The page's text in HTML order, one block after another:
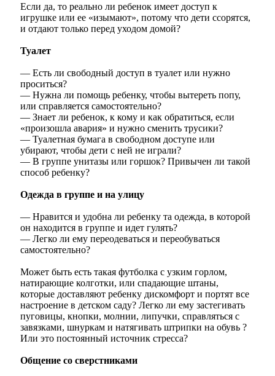
Если да, то реально ли ребенок имеет доступ к
игрушке или ее «изымают», потому что дети ссорятся,
и отдают только перед уходом домой?
Туалет
— Есть ли свободный доступ в туалет или нужно
проситься?
— Нужна ли помощь ребенку, чтобы вытереть попу,
или справляется самостоятельно?
— Знает ли ребенок, к кому и как обратиться, если
«произошла авария» и нужно сменить трусики?
— Туалетная бумага в свободном доступе или
убирают, чтобы дети с ней не играли?
— В группе унитазы или горшок? Привычен ли такой
способ ребенку?
Одежда в группе и на улицу
— Нравится и удобна ли ребенку та одежда, в которой
он находится в группе и идет гулять?
— Легко ли ему переодеваться и переобуваться
самостоятельно?
Может быть есть такая футболка с узким горлом,
натирающие колготки, или спадающие штаны,
которые доставляют ребенку дискомфорт и портят все
настроение в детском саду? Легко ли ему застегивать
пуговицы, кнопки, молнии, липучки, справляться с
завязками, шнуркам и натягивать штрипки на обувь ?
Или это постоянный источник стресса?
Общение со сверстниками